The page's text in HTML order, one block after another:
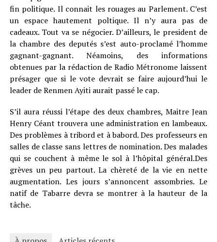
fin politique. Il connait les rouages au Parlement. C’est
un espace hautement poltique. Il n’y aura pas de
cadeaux. Tout va se négocier. D’ailleurs, le president de
la chambre des deputés s’est auto-proclamé l’homme
gagnant-gagnant. Néamoins, des informations
obtenues par la rédaction de Radio Métronome laissent
présager que si le vote devrait se faire aujourd’hui le
leader de Renmen Ayiti aurait passé le cap.
S’il aura réussi l’étape des deux chambres, Maitre Jean
Henry Céant trouvera une administration en lambeaux.
Des problèmes à tribord et à babord. Des professeurs en
salles de classe sans lettres de nomination. Des malades
qui se couchent à même le sol à l’hôpital général.Des
grèves un peu partout. La chèreté de la vie en nette
augmentation. Les jours s’annoncent assombries. Le
natif de Tabarre devra se montrer à la hauteur de la
tâche.